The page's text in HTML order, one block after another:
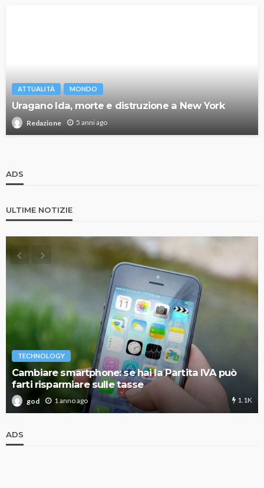
ATTUALITÀ MONDO
Uragano Ida, morte e distruzione a New York
Redazione 5 anni ago
ADS
ULTIME NOTIZIE
TECHNOLOGY
Cambiare smartphone: se hai la Partita IVA può
farti risparmiare sulle tasse
god 1 anno ago 1.1K
ADS